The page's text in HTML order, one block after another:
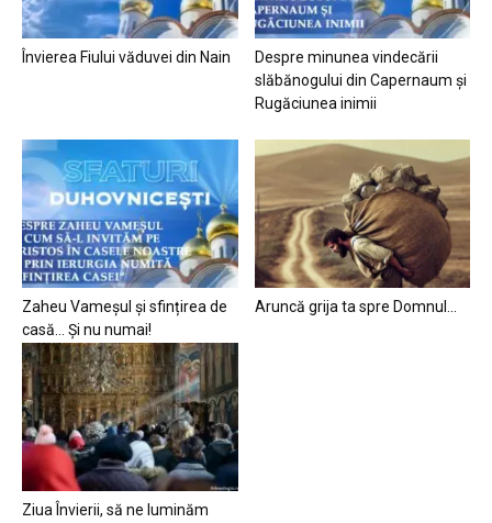
Învierea Fiului văduvei din Nain
Despre minunea vindecării
slăbănogului din Capernaum și
Rugăciunea inimii
Zaheu Vameșul și sfințirea de
casă… Și nu numai!
Aruncă grija ta spre Domnul…
Ziua Învierii, să ne luminăm